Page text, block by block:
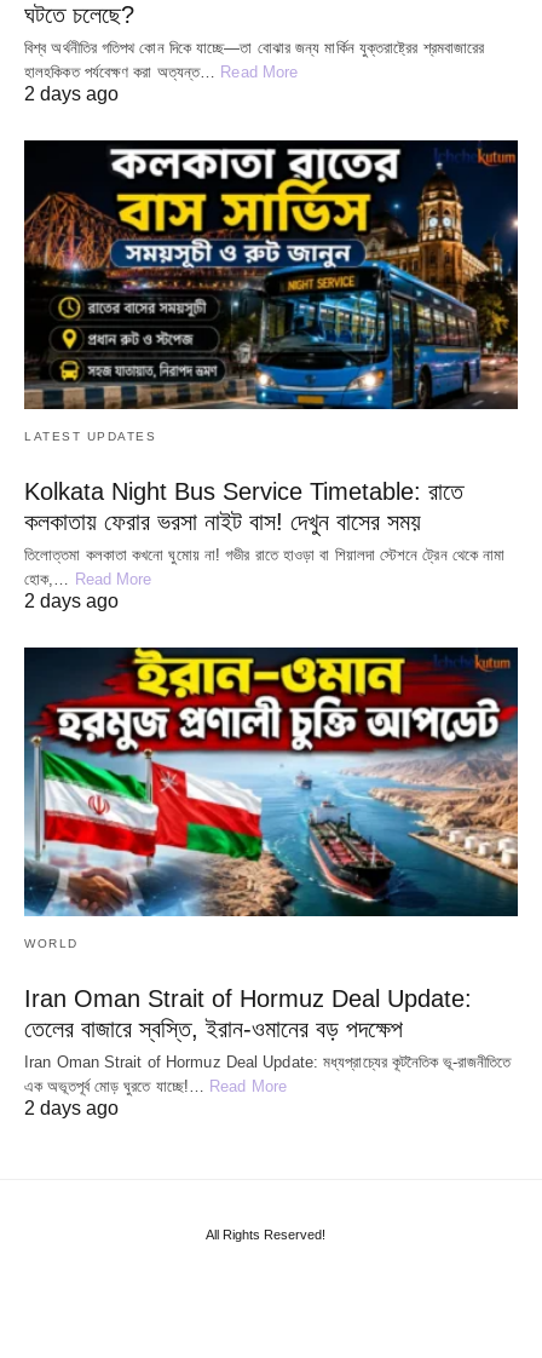
ঘটতে চলেছে?
বিশ্ব অর্থনীতির গতিপথ কোন দিকে যাচ্ছে—তা বোঝার জন্য মার্কিন যুক্তরাষ্ট্রের শ্রমবাজারের
হালহকিকত পর্যবেক্ষণ করা অত্যন্ত… Read More
2 days ago
LATEST UPDATES
Kolkata Night Bus Service Timetable: রাতে
কলকাতায় ফেরার ভরসা নাইট বাস! দেখুন বাসের সময়
তিলোত্তমা কলকাতা কখনো ঘুমোয় না! গভীর রাতে হাওড়া বা শিয়ালদা স্টেশনে ট্রেন থেকে নামা
হোক,…
Read More
2 days ago
WORLD
Iran Oman Strait of Hormuz Deal Update:
তেলের বাজারে স্বস্তি, ইরান-ওমানের বড় পদক্ষেপ
Iran Oman Strait of Hormuz Deal Update: মধ্যপ্রাচ্যের কূটনৈতিক ভূ-রাজনীতিতে
এক অভূতপূর্ব মোড় ঘুরতে যাচ্ছে!… Read More
2 days ago
All Rights Reserved!